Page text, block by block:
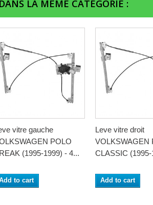
LA MÊME CATÉGORIE :
vitre gauche
POLO
(1995-1999) - 4...
to cart
Leve vitre droit
VOLKSWAGEN
CLASSIC
Add to cart